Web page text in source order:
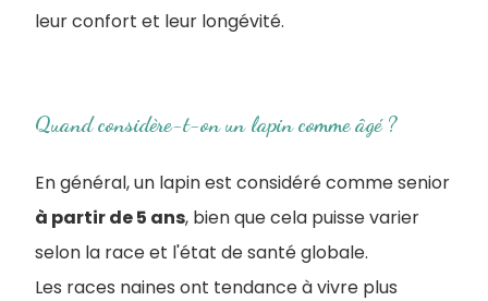
leur confort et leur longévité.
Quand considère-t-on un lapin comme âgé ?
En général, un lapin est considéré comme senior
à partir de 5 ans, bien que cela puisse varier
selon la race et l'état de santé globale.
Les races naines ont tendance à vivre plus